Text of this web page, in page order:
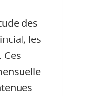
des
les